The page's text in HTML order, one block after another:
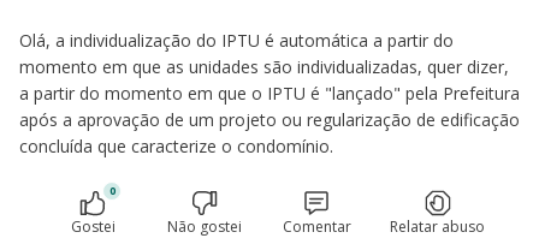
Olá, a individualização do IPTU é automática a partir do
momento em que as unidades são individualizadas, quer dizer,
a partir do momento em que o IPTU é "lançado" pela Prefeitura
após a aprovação de um projeto ou regularização de edificação
concluída que caracterize o condomínio.
0
Gostei Não gostei Comentar Relatar abuso